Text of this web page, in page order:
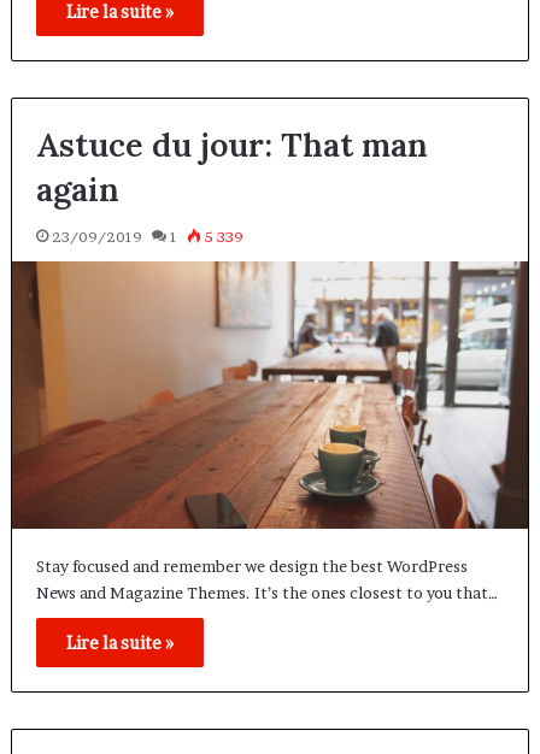
Lire la suite »
Astuce du jour: That man
again
23/09/2019 1 5 339
Stay focused and remember we design the best WordPress
News and Magazine Themes. It’s the ones closest to you that…
Lire la suite »